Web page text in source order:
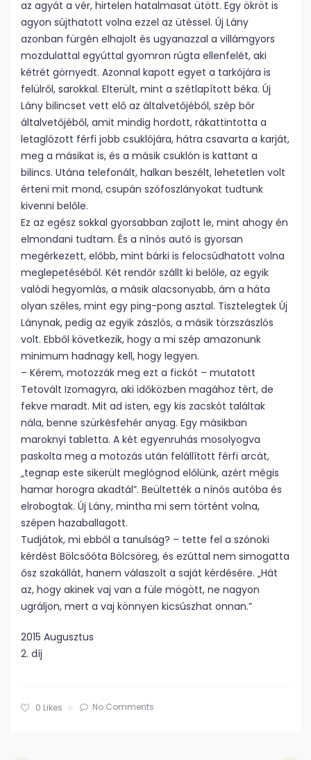
az agyát a vér, hirtelen hatalmasat ütött. Egy ökröt is
agyon sújthatott volna ezzel az ütéssel. Új Lány
azonban fürgén elhajolt és ugyanazzal a villámgyors
mozdulattal egyúttal gyomron rúgta ellenfelét, aki
kétrét görnyedt. Azonnal kapott egyet a tarkójára is
felülről, sarokkal. Elterült, mint a szétlapított béka. Új
Lány bilincset vett elő az általvetőjéből, szép bőr
általvetőjéből, amit mindig hordott, rákattintotta a
letaglózott férfi jobb csuklójára, hátra csavarta a karját,
meg a másikat is, és a másik csuklón is kattant a
bilincs. Utána telefonált, halkan beszélt, lehetetlen volt
érteni mit mond, csupán szófoszlányokat tudtunk
kivenni belőle.
Ez az egész sokkal gyorsabban zajlott le, mint ahogy én
elmondani tudtam. És a nínós autó is gyorsan
megérkezett, előbb, mint bárki is felocsúdhatott volna
meglepetéséből. Két rendőr szállt ki belőle, az egyik
valódi hegyomlás, a másik alacsonyabb, ám a háta
olyan széles, mint egy ping-pong asztal. Tisztelegtek Új
Lánynak, pedig az egyik zászlós, a másik törzszászlós
volt. Ebből következik, hogy a mi szép amazonunk
minimum hadnagy kell, hogy legyen.
– Kérem, motozzák meg ezt a fickót – mutatott
Tetovált Izomagyra, aki időközben magához tért, de
fekve maradt. Mit ad isten, egy kis zacskót találtak
nála, benne szürkésfehér anyag. Egy másikban
maroknyi tabletta. A két egyenruhás mosolyogva
paskolta meg a motozás után felállított férfi arcát,
„tegnap este sikerült meglógnod előlünk, azért mégis
hamar horogra akadtál”. Beültették a nínós autóba és
elrobogtak. Új Lány, mintha mi sem történt volna,
szépen hazaballagott.
Tudjátok, mi ebből a tanulság? – tette fel a szónoki
kérdést Bölcsőóta Bölcsöreg, és ezúttal nem simogatta
ősz szakállát, hanem válaszolt a saját kérdésére. „Hát
az, hogy akinek vaj van a füle mögött, ne nagyon
ugráljon, mert a vaj könnyen kicsúszhat onnan.”
2015 Augusztus
2. díj
0 Likes No Comments